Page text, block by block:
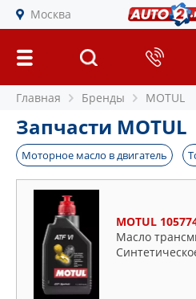
Москва
Главная Бренды MOTUL
Запчасти MOTUL
Моторное масло в двигатель
MOTUL
Масло